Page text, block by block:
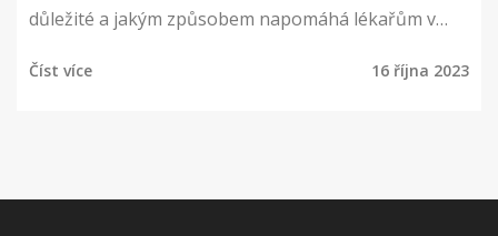
důležité a jakým způsobem napomáhá lékařům v
a jaký význam má pro ústní hygienu. Připravte se na
Číst více 16 října 2023